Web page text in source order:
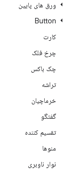
ورق های پایین
Button
کارت
چرخ فلک
چک باکس
تراشه
خرماچیان
گفتگو
تقسیم کننده
منوها
نوار ناوبری